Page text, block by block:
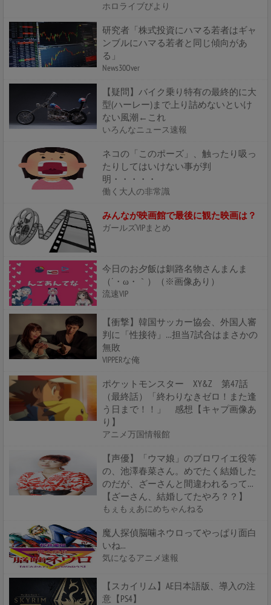
ホロライブびより
研究者「株式投資にハマる若者はギャ
ンブルにハマる若者と同じ傾向があ
る」
News30Over
【疑問】バイク乗り特有の最終的に大
型(ハーレー)まで上り詰めないといけ
ない風潮←これ
いろんなニュース速報
ネコの「このポーズ」、触ったり吸っ
たりしてはいけない事が判
明・・・・・
働く大人の非常識
みんなが映画館で最後に観た映画は？
ガールズVIPまとめ
今日のお夕飯は釧路名物さんまんま
（´・ω・｀）（※画像あり）
流速VIP
【衝撃】韓国サッカー協会、外国人審
判に「性接待」…担当7試合はまさかの
無敗
VIPPERな俺
ポケットモンスター XY&Z 第47話
（最終話）「終わりなきゼロ！また逢
う日まで！！」 感想【キャプ画像あ
り】
アニメ万国情報館
【声優】「ウマ娘」のブロワイエ役等
の、池澤春菜さん。めでたく結婚した
のだが、ざーさんと間違われるって…
【ざーさん、結婚してたやろ？？】
もぇもぇあにめちゃんねる
魔人探偵脳噛ネウロってやっぱり面白
いね...
気になるアニメ速報
【スカイリム】AE日本語版、導入の注
意【PS4】